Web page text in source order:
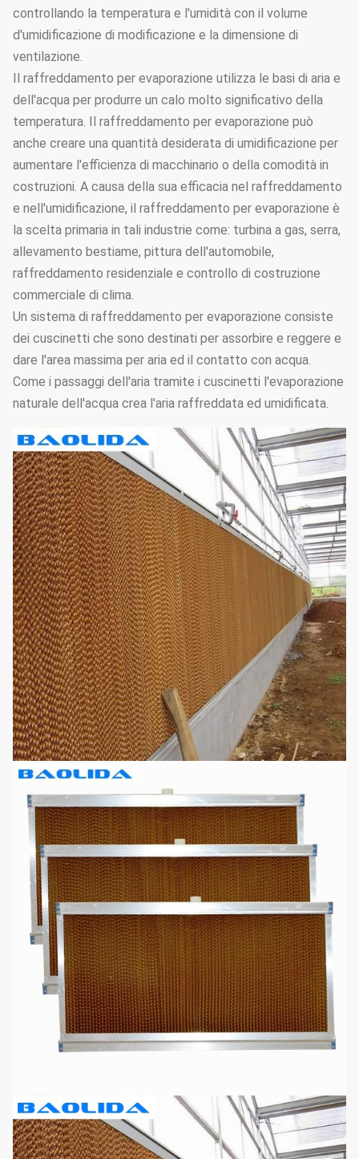
controllando la temperatura e l'umidità con il volume
d'umidificazione di modificazione e la dimensione di
ventilazione.
Il raffreddamento per evaporazione utilizza le basi di aria e
dell'acqua per produrre un calo molto significativo della
temperatura. Il raffreddamento per evaporazione può
anche creare una quantità desiderata di umidificazione per
aumentare l'efficienza di macchinario o della comodità in
costruzioni. A causa della sua efficacia nel raffreddamento
e nell'umidificazione, il raffreddamento per evaporazione è
la scelta primaria in tali industrie come: turbina a gas, serra,
allevamento bestiame, pittura dell'automobile,
raffreddamento residenziale e controllo di costruzione
commerciale di clima.
Un sistema di raffreddamento per evaporazione consiste
dei cuscinetti che sono destinati per assorbire e reggere e
dare l'area massima per aria ed il contatto con acqua.
Come i passaggi dell'aria tramite i cuscinetti l'evaporazione
naturale dell'acqua crea l'aria raffreddata ed umidificata.